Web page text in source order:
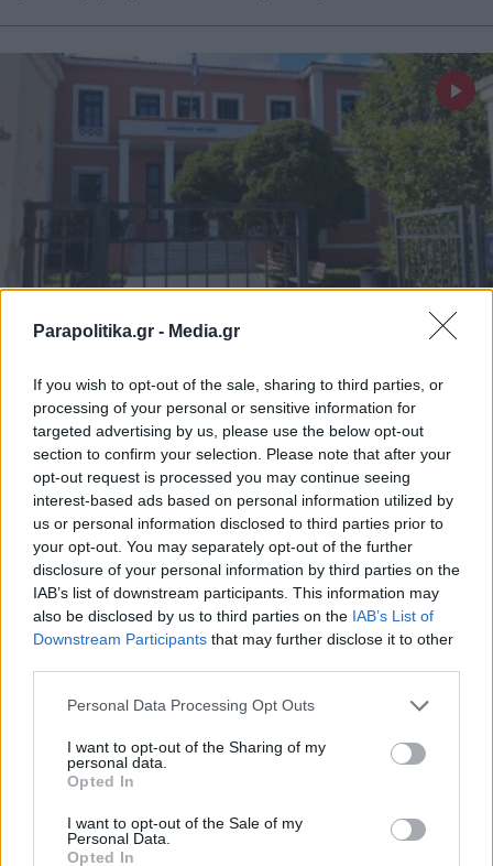
Parapolitika.gr - Media.gr
If you wish to opt-out of the sale, sharing to third parties, or
processing of your personal or sensitive information for
targeted advertising by us, please use the below opt-out
section to confirm your selection. Please note that after your
opt-out request is processed you may continue seeing
interest-based ads based on personal information utilized by
us or personal information disclosed to third parties prior to
your opt-out. You may separately opt-out of the further
disclosure of your personal information by third parties on the
IAB’s list of downstream participants. This information may
also be disclosed by us to third parties on the IAB’s List of
Downstream Participants that may further disclose it to other
Personal Data Processing Opt Outs
I want to opt-out of the Sharing of my
personal data.
Opted In
I want to opt-out of the Sale of my
Personal Data.
Opted In
PARAPOLITIKA NEWSROOM
Αλεξανδρούπολη: "Είχε φάει το
προηγούμενο βράδυ, μιλούσε και ήταν
λειτουργικό", λέει η μητέρα του 3χρονου
που πέθανε από ασιτία (Βίντεο)
Εγγραφή στο newsletter
Αποδέχομαι τους
και την πολιτική απορρήτου